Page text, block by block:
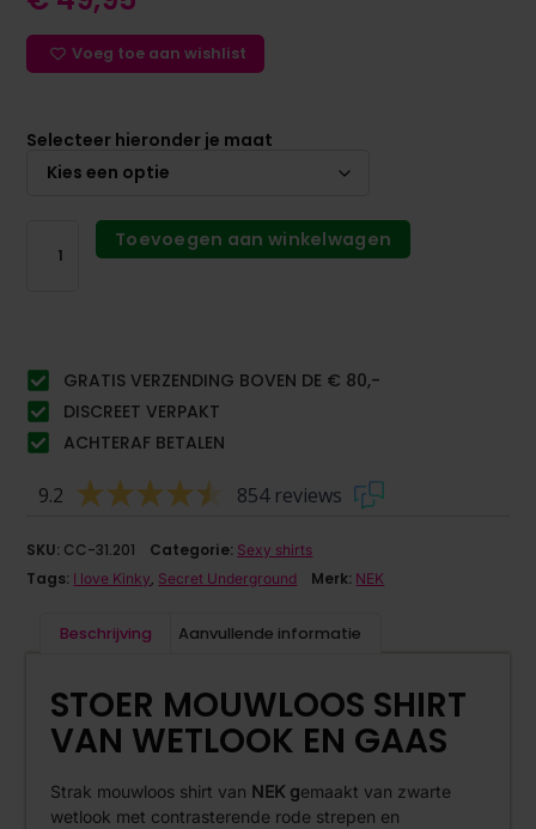
Voeg toe aan wishlist
Selecteer hieronder je maat
Toevoegen aan winkelwagen
GRATIS VERZENDING BOVEN DE € 80,-
DISCREET VERPAKT
ACHTERAF BETALEN
9.2 854 reviews
SKU: CC-31.201 Categorie: Sexy shirts
Tags: I love Kinky, Secret Underground Merk: NEK
Beschrijving Aanvullende informatie
STOER MOUWLOOS SHIRT
VAN WETLOOK EN GAAS
Strak mouwloos shirt van NEK gemaakt van zwarte
wetlook met contrasterende rode strepen en